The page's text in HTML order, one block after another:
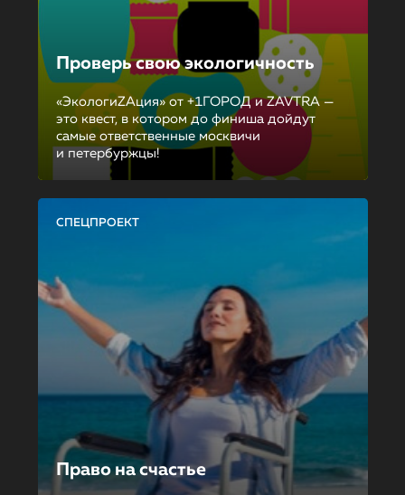
Проверь свою экологичность
«ЭкологиZAция» от +1ГОРОД и ZAVTRA —
это квест, в котором до финиша дойдут
самые ответственные москвичи
и петербуржцы!
СПЕЦПРОЕКТ
Право на счастье